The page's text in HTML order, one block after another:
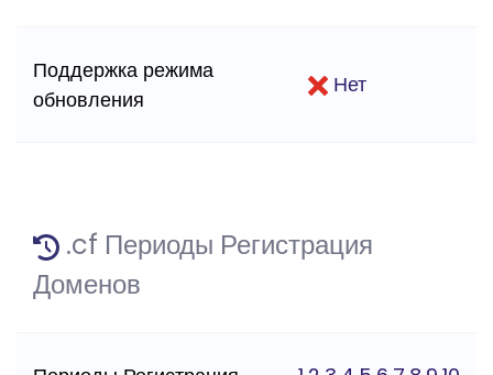
Поддержка режима
обновления
Нет
.cf Периоды Регистрация
Доменов